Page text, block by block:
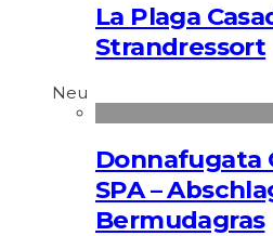
La Plaga
Strandressort
Neu
Donnafugata
SPA –
Bermudagras